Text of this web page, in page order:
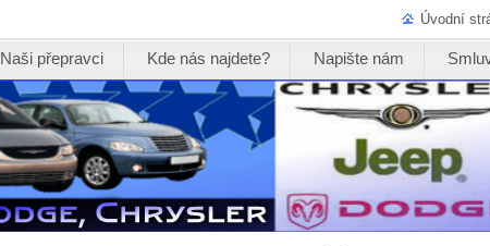
Úvodní
Naši přepravci Kde nás najdete? Napište nám